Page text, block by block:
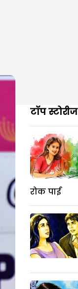
टॉप स्टोरीज
रोक पाई